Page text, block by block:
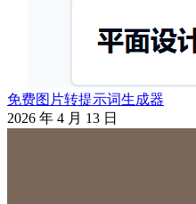
免费图片转提示词生成器
2026 年 4 月 13 日